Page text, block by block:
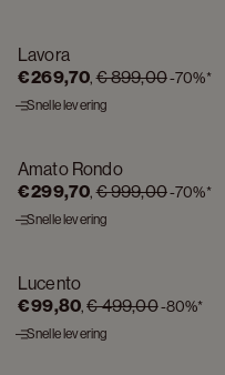
OP = OP
Lavora
€ 269,70, € 899,00-70%*
Snelle levering
OP = OP
Amato Rondo
€ 299,70, € 999,00-70%*
Snelle levering
OP = OP
Lucento
€ 99,80, € 499,00-80%*
Snelle levering